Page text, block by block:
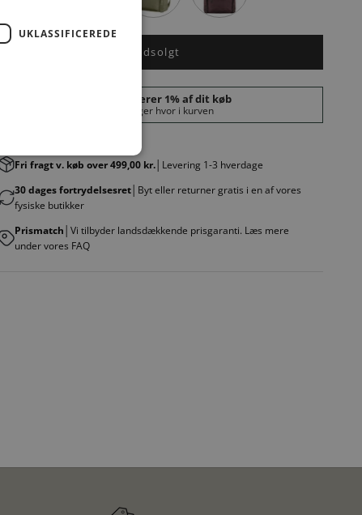
Udsolgt
Fri fragt v. køb over 499,00 kr. │Levering 1-3 hverdage
30 dages fortrydelsesret │Byt eller returner gratis i en af vores
fysiske butikker
Prismatch │Vi tilbyder landsdækkende prisgaranti. Læs mere
under vores FAQ
UKLASSIFICEREDE